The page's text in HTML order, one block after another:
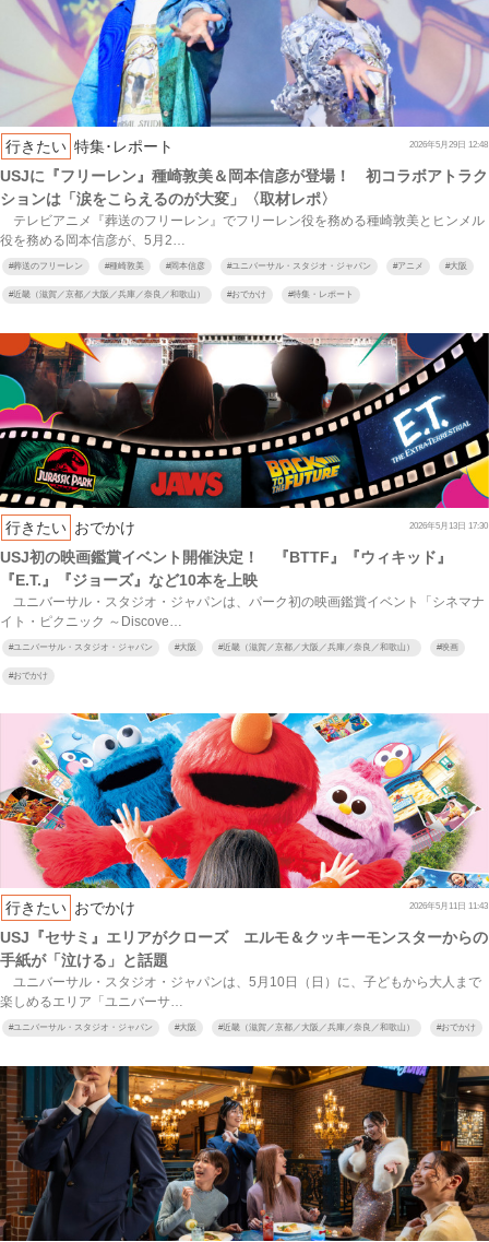
行きたい 特集･レポート 2026年5月29日 12:48
USJに『フリーレン』種崎敦美＆岡本信彦が登場！ 初コラボアトラク
ションは「涙をこらえるのが大変」〈取材レポ〉
テレビアニメ『葬送のフリーレン』でフリーレン役を務める種崎敦美とヒンメル
役を務める岡本信彦が、5月2…
#葬送のフリーレン #種崎敦美 #岡本信彦 #ユニバーサル・スタジオ・ジャパン #アニメ #大阪
#近畿（滋賀／京都／大阪／兵庫／奈良／和歌山） #おでかけ #特集・レポート
行きたい おでかけ 2026年5月13日 17:30
USJ初の映画鑑賞イベント開催決定！ 『BTTF』『ウィキッド』
『E.T.』『ジョーズ』など10本を上映
ユニバーサル・スタジオ・ジャパンは、パーク初の映画鑑賞イベント「シネマナ
イト・ピクニック ～Discove…
#ユニバーサル・スタジオ・ジャパン #大阪 #近畿（滋賀／京都／大阪／兵庫／奈良／和歌山） #映画
#おでかけ
行きたい おでかけ 2026年5月11日 11:43
USJ『セサミ』エリアがクローズ エルモ＆クッキーモンスターからの
手紙が「泣ける」と話題
ユニバーサル・スタジオ・ジャパンは、5月10日（日）に、子どもから大人まで
楽しめるエリア「ユニバーサ…
#ユニバーサル・スタジオ・ジャパン #大阪 #近畿（滋賀／京都／大阪／兵庫／奈良／和歌山） #おでかけ